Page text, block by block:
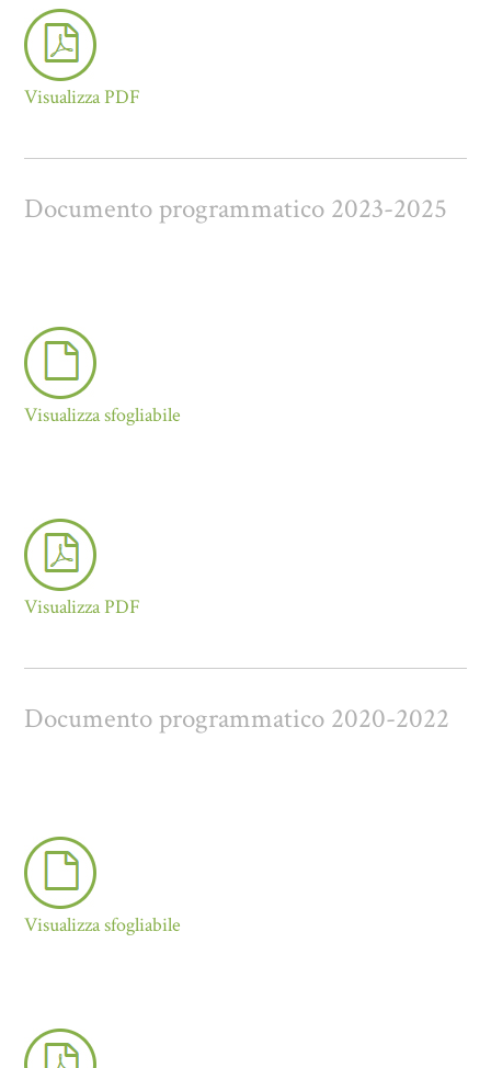
Visualizza PDF
Documento programmatico 2023-2025
Visualizza sfogliabile
Visualizza PDF
Documento programmatico 2020-2022
Visualizza sfogliabile